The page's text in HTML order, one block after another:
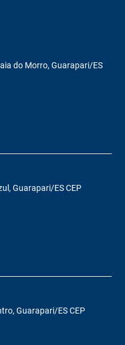
do Morro, Guarapari/ES
Guarapari/ES CEP
Guarapari/ES CEP